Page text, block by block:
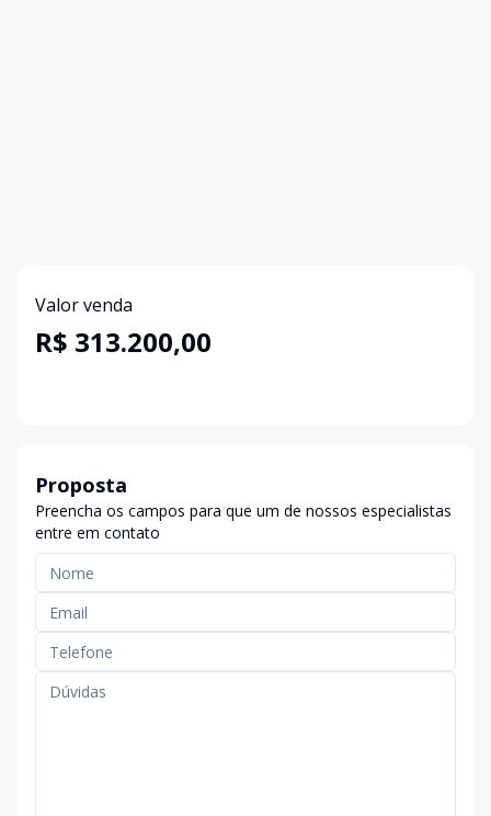
Valor venda
R$ 313.200,00
Proposta
Preencha os campos para que um de nossos especialistas
entre em contato